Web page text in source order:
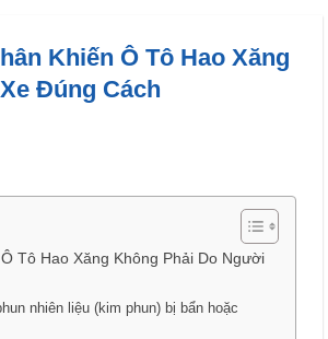
Khiến Ô Tô Hao Xăng
Đúng Cách
Tô Hao Xăng Không Phải Do Người
nhiên liệu (kim phun) bị bẩn hoặc